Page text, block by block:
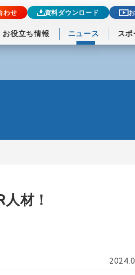
お役立ち情報 ニュース ス
わせ 資料ダウンロード
材！